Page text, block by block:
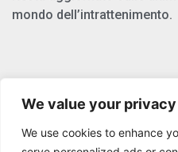
We value your privacy
We use cookies to enhance
mondo dell’intrattenimento.
Privacy Policy
Cookie Policy